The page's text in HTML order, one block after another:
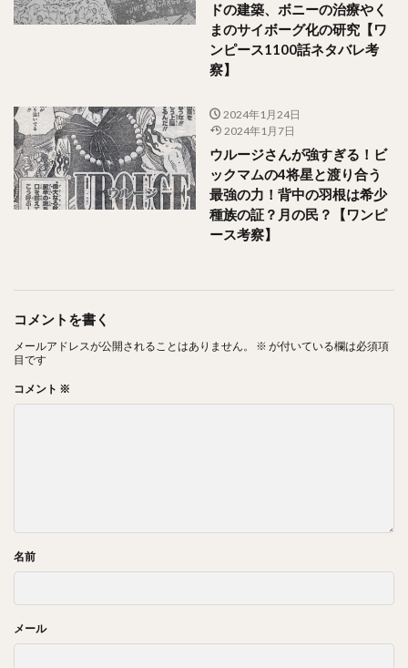
ドの建築、ボニーの治療やく
まのサイボーグ化の研究【ワ
ンピース1100話ネタバレ考
察】
2024年1月24日
2024年1月7日
ウルージさんが強すぎる！ビ
ックマムの4将星と渡り合う
最強の力！背中の羽根は希少
種族の証？月の民？【ワンピ
ース考察】
コメントを書く
メールアドレスが公開されることはありません。 ※ が付いている欄は必須項
目です
コメント ※
名前
メール